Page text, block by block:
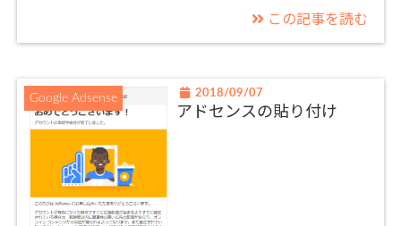
この記事を読む
Google Adsense 2018/09/07
アドセンスの貼り付け